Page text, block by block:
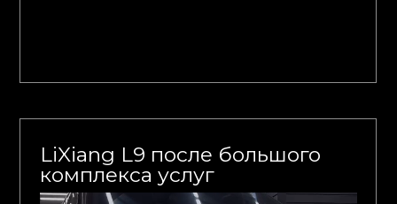
LiXiang L9 после большого
комплекса услуг